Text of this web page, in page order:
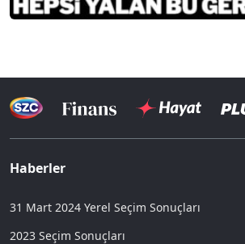
Haberler
31 Mart 2024 Yerel Seçim Sonuçları
2023 Seçim Sonuçları